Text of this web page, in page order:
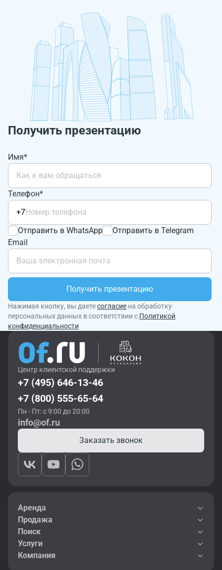
Получить презентацию
Имя*
Телефон*
+7
Отправить в WhatsApp
Отправить в Telegram
Email
Получить презентацию
Нажимая кнопку, вы даетесогласие на обработку
персональных данных в соответствии с Политикой
конфиденциальности
Центр клиентской поддержки
+7 (495) 646-13-46
+7 (800) 555-65-64
Пн - Пт: с 9:00 до 20:00
info@of.ru
Заказать звонок
Аренда
Продажа
Поиск
Услуги
Компания